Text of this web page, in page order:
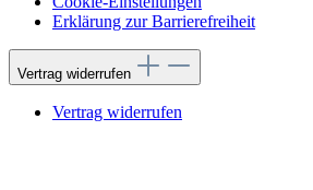
Erklärung zur Barrierefreiheit
Vertrag widerrufen
Vertrag widerrufen